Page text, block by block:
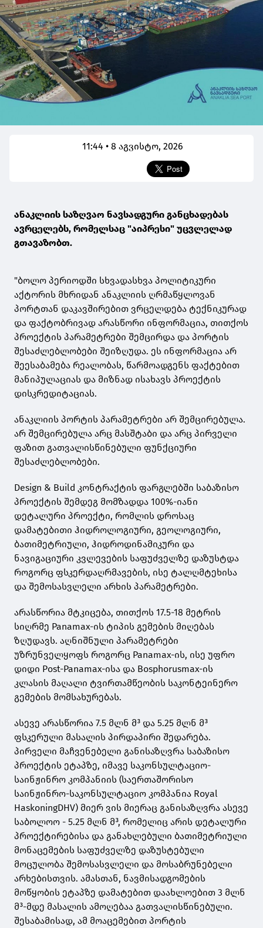
11:44 • 8 აგვისტო, 2026
ანაკლიის საზღვაო ნავსადგური განცხადებას
ავრცელებს, რომელსაც "აიპრესი" უცვლელად
გთავაზობთ.
"ბოლო პერიოდში სხვადასხვა პოლიტიკური
აქტორის მხრიდან ანაკლიის ღრმაწყლოვან
პორტთან დაკავშირებით ვრცელდება ტექნიკურად
და ფაქტობრივად არასწორი ინფორმაცია, თითქოს
პროექტის პარამეტრები შემცირდა და პორტის
შესაძლებლობები შეიზღუდა. ეს ინფორმაცია არ
შეესაბამება რეალობას, წარმოადგენს ფაქტებით
მანიპულაციას და მიზნად ისახავს პროექტის
დისკრედიტაციას.
ანაკლიის პორტის პარამეტრები არ შემცირებულა.
არ შემცირებულა არც მასშტაბი და არც პირველი
ფაზით გათვალისწინებული ფუნქციური
შესაძლებლობები.
Design & Build კონტრაქტის ფარგლებში საბაზისო
პროექტის შემდეგ მომზადდა 100%-იანი
დეტალური პროექტი, რომლის დროსაც
დამატებითი ჰიდროლოგიური, გეოლოგიური,
ბათიმეტრიული, ჰიდროდინამიკური და
ნავიგაციური კვლევების საფუძველზე დაზუსტდა
როგორც ფსკერდაღრმავების, ისე ტალღმტეხისა
და შემოსასვლელი არხის პარამეტრები.
არასწორია მტკიცება, თითქოს 17.5-18 მეტრის
სიღრმე Panamax-ის ტიპის გემების მიღებას
ზღუდავს. აღნიშნული პარამეტრები
უზრუნველყოფს როგორც Panamax-ის, ისე უფრო
დიდი Post-Panamax-ისა და Bosphorusmax-ის
კლასის მაღალი ტვირთამწეობის საკონტეინერო
გემების მომსახურებას.
ასევე არასწორია 7.5 მლნ მ³ და 5.25 მლნ მ³
ფსკერული მასალის პირდაპირი შედარება.
პირველი მაჩვენებელი განისაზღვრა საბაზისო
პროექტის ეტაპზე, იმავე საკონსულტაციო-
საინჟინრო კომპანიის (საერთაშორისო
საინჟინრო-საკონსულტაციო კომპანია Royal
HaskoningDHV) მიერ ვის მიერაც განისაზღვრა ასევე
საბოლოო - 5.25 მლნ მ³, რომელიც არის დეტალური
პროექტირებისა და განახლებული ბათიმეტრიული
მონაცემების საფუძველზე დაზუსტებული
მოცულობა შემოსასვლელი და მოსაბრუნებელი
არხებისთვის. ამასთან, ნავმისადგომების
მოწყობის ეტაპზე დამატებით დაახლოებით 3 მლნ
მ³-მდე მასალის ამოღებაა გათვალისწინებული.
შესაბამისად, ამ მოაცემებით პორტის